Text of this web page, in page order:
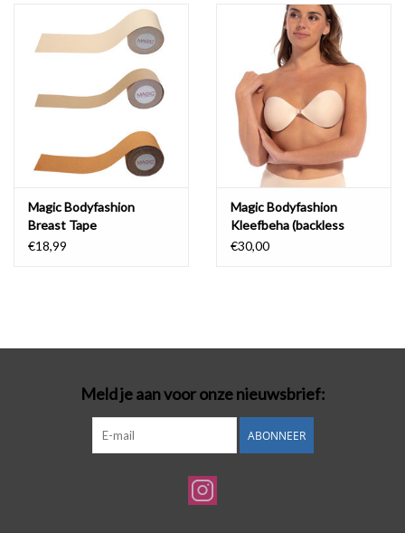
Magic Bodyfashion
Breast Tape
€18,99
Magic Bodyfashion
Kleefbeha (backless
beauty)
€30,00
Meld je aan voor onze nieuwsbrief:
ABONNEER